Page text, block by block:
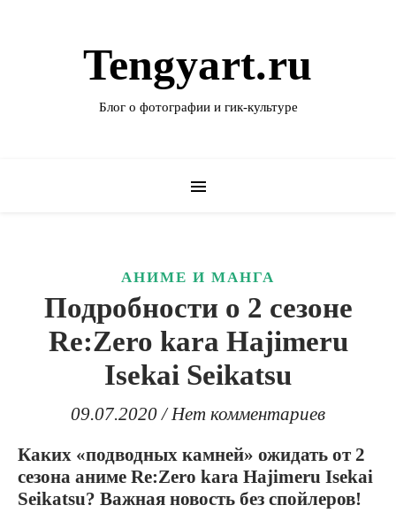
Tengyart.ru
Блог о фотографии и гик-культуре
АНИМЕ И МАНГА
Подробности о 2 сезоне
Re:Zero kara Hajimeru
Isekai Seikatsu
09.07.2020 / Нет комментариев
Каких «подводных камней» ожидать от 2
сезона аниме Re:Zero kara Hajimeru Isekai
Seikatsu? Важная новость без спойлеров!